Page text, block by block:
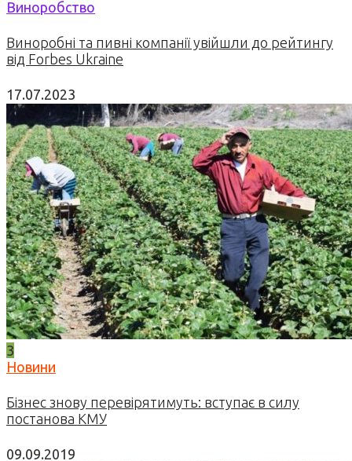
Виноробство
Виноробні та пивні компанії увійшли до рейтингу
від Forbes Ukraine
17.07.2023
3
Новини
Бізнес знову перевірятимуть: вступає в силу
постанова КМУ
09.09.2019